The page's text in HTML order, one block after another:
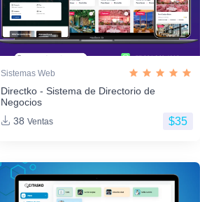
Sistemas Web
Directko - Sistema de Directorio de
Negocios
38 Ventas $35